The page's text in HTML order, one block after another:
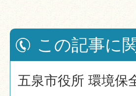
この記事に
五泉市役所 環境保